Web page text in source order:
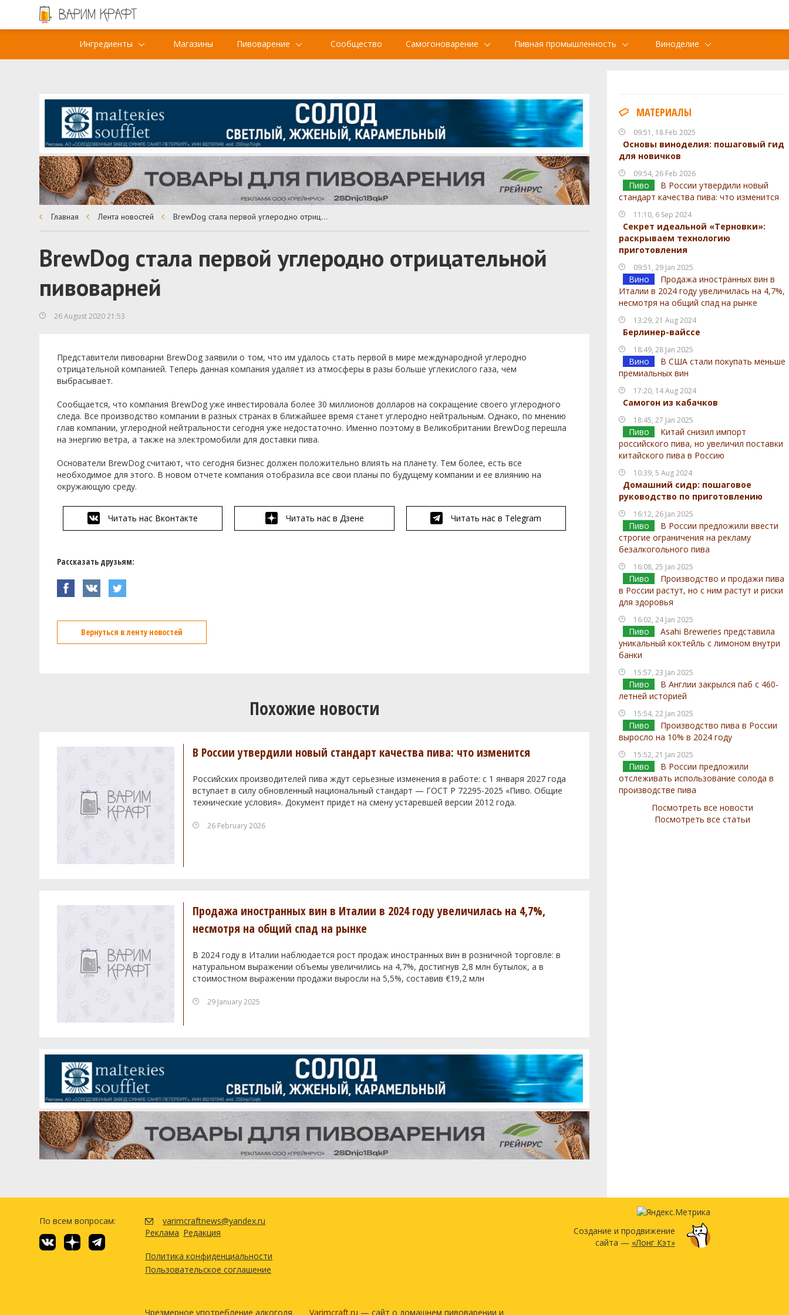
Ингредиенты Магазины Пивоварение Сообщество Самогоноварение Пивная промышленность Виноделие
МАТЕРИАЛЫ
09:51, 18 Feb 2025
Основы виноделия: пошаговый гид
для новичков
09:54, 26 Feb 2026
Пиво
В России утвердили новый
стандарт качества пива: что изменится
11:10, 6 Sep 2024
Секрет идеальной «Терновки»:
раскрываем технологию
приготовления
09:51, 29 Jan 2025
Вино
Продажа иностранных вин в
Италии в 2024 году увеличилась на 4,7%,
несмотря на общий спад на рынке
13:29, 21 Aug 2024
Берлинер-вайссе
18:49, 28 Jan 2025
Вино
В США стали покупать меньше
премиальных вин
17:20, 14 Aug 2024
Самогон из кабачков
18:45, 27 Jan 2025
Пиво
Китай снизил импорт
российского пива, но увеличил поставки
китайского пива в Россию
10:39, 5 Aug 2024
Домашний сидр: пошаговое
руководство по приготовлению
16:12, 26 Jan 2025
Пиво
В России предложили ввести
строгие ограничения на рекламу
безалкогольного пива
16:08, 25 Jan 2025
Пиво
Производство и продажи пива
в России растут, но с ним растут и риски
для здоровья
16:02, 24 Jan 2025
Пиво
Asahi Breweries представила
уникальный коктейль с лимоном внутри
банки
15:57, 23 Jan 2025
Пиво
В Англии закрылся паб с 460-
летней историей
15:54, 22 Jan 2025
Пиво
Производство пива в России
выросло на 10% в 2024 году
15:52, 21 Jan 2025
Пиво
В России предложили
отслеживать использование солода в
производстве пива
Посмотреть все новости
Посмотреть все статьи
Главная Лента новостей BrewDog стала первой углеродно отрицательной пивоварней
BrewDog стала первой углеродно отрицательной
пивоварней
26 August 2020 21:53
Представители пивоварни BrewDog заявили о том, что им удалось стать первой в мире международной углеродно
отрицательной компанией. Теперь данная компания удаляет из атмосферы в разы больше углекислого газа, чем
выбрасывает.
Сообщается, что компания BrewDog уже инвестировала более 30 миллионов долларов на сокращение своего углеродного
следа. Все производство компании в разных странах в ближайшее время станет углеродно нейтральным. Однако, по мнению
глав компании, углеродной нейтральности сегодня уже недостаточно. Именно поэтому в Великобритании BrewDog перешла
на энергию ветра, а также на электромобили для доставки пива.
Основатели BrewDog считают, что сегодня бизнес должен положительно влиять на планету. Тем более, есть все
необходимое для этого. В новом отчете компания отобразила все свои планы по будущему компании и ее влиянию на
окружающую среду.
Читать нас Вконтакте Читать нас в Дзене Читать нас в Telegram
Рассказать друзьям:
Вернуться в ленту новостей
Похожие новости
В России утвердили новый стандарт качества пива: что изменится
Российских производителей пива ждут серьезные изменения в работе: с 1 января 2027 года
вступает в силу обновленный национальный стандарт — ГОСТ Р 72295-2025 «Пиво. Общие
технические условия». Документ придет на смену устаревшей версии 2012 года.
26 February 2026
Продажа иностранных вин в Италии в 2024 году увеличилась на 4,7%,
несмотря на общий спад на рынке
В 2024 году в Италии наблюдается рост продаж иностранных вин в розничной торговле: в
натуральном выражении объемы увеличились на 4,7%, достигнув 2,8 млн бутылок, а в
стоимостном выражении продажи выросли на 5,5%, составив €19,2 млн
29 January 2025
По всем вопросам:
varimcraftnews@yandex.ru
Реклама Редакция
Политика конфиденциальности
Пользовательское соглашение
Чрезмерное употребление алкоголя Varimcraft.ru — сайт о домашнем пивоварении и
Создание и продвижение
сайта — «Лонг Кэт»